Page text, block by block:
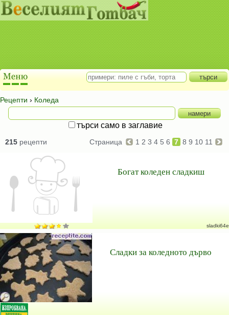
Рецепти › Коледа
търси само в заглавие
215 рецепти Страница 1 2 3 4 5 6 7 8 9 10 11
Богат коледен сладкиш
sladki64e
Сладки за коледното дърво